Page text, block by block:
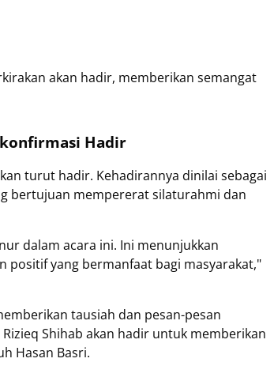
akan hadir, memberikan semangat
Hadir
turut hadir. Kehadirannya dinilai sebagai
bertujuan mempererat silaturahmi dan
dalam acara ini. Ini menunjukkan
positif yang bermanfaat bagi masyarakat,"
tausiah dan pesan-pesan
Shihab akan hadir untuk memberikan
Hasan Basri.